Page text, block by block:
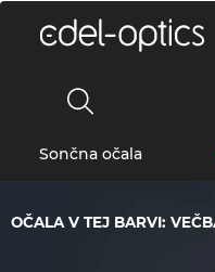
Sončna očala
OČALA V TEJ BARVI: